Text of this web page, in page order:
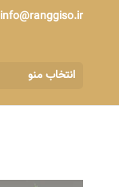
info@ranggiso.ir
انتخاب منو